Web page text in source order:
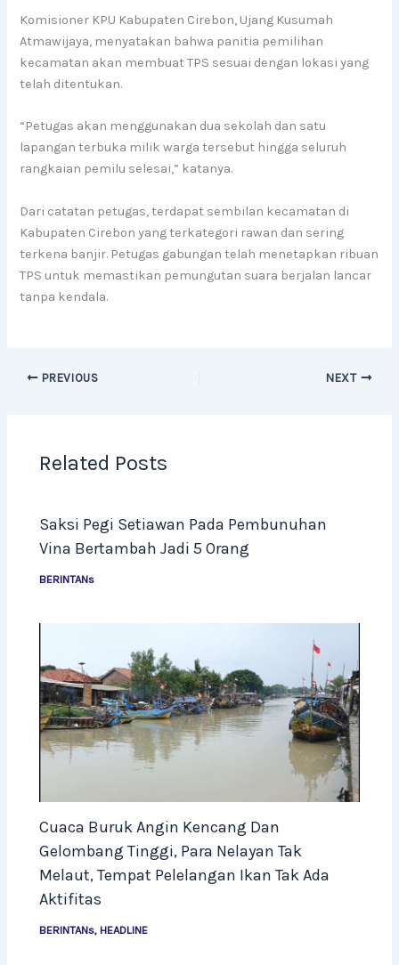
Komisioner KPU Kabupaten Cirebon, Ujang Kusumah
Atmawijaya, menyatakan bahwa panitia pemilihan
kecamatan akan membuat TPS sesuai dengan lokasi yang
telah ditentukan.
“Petugas akan menggunakan dua sekolah dan satu
lapangan terbuka milik warga tersebut hingga seluruh
rangkaian pemilu selesai,” katanya.
Dari catatan petugas, terdapat sembilan kecamatan di
Kabupaten Cirebon yang terkategori rawan dan sering
terkena banjir. Petugas gabungan telah menetapkan ribuan
TPS untuk memastikan pemungutan suara berjalan lancar
tanpa kendala.
PREVIOUS NEXT
Related Posts
Saksi Pegi Setiawan Pada Pembunuhan
Vina Bertambah Jadi 5 Orang
BERINTANs
Cuaca Buruk Angin Kencang Dan
Gelombang Tinggi, Para Nelayan Tak
Melaut, Tempat Pelelangan Ikan Tak Ada
Aktifitas
BERINTANs, HEADLINE